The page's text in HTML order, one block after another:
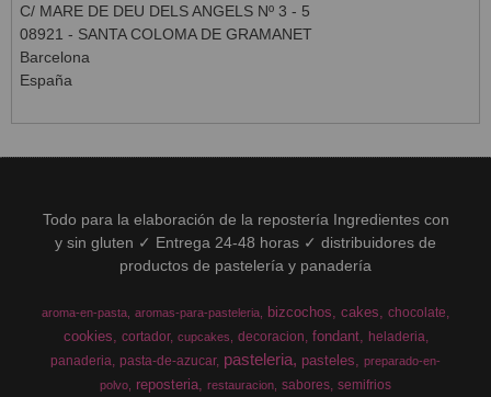
C/ MARE DE DEU DELS ANGELS Nº 3 - 5
08921 - SANTA COLOMA DE GRAMANET
Barcelona
España
Todo para la elaboración de la repostería Ingredientes con
y sin gluten ✓ Entrega 24-48 horas ✓ distribuidores de
productos de pastelería y panadería
aroma-en-pasta aromas-para-pasteleria bizcochos cakes chocolate
cookies cortador cupcakes decoracion fondant
heladeria
panaderia pasta-de-azucar pasteleria pasteles
preparado-en-
polvo
reposteria restauracion sabores semifrios